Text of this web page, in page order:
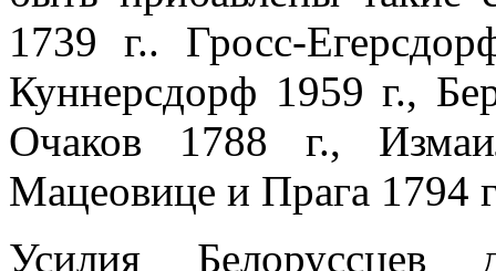
1739 г.. Гросс-
Куннерсдорф 1959 г.,
Очаков 1788 г.,
Мацеовице и Прага 1794
Усилия Белоруссцев